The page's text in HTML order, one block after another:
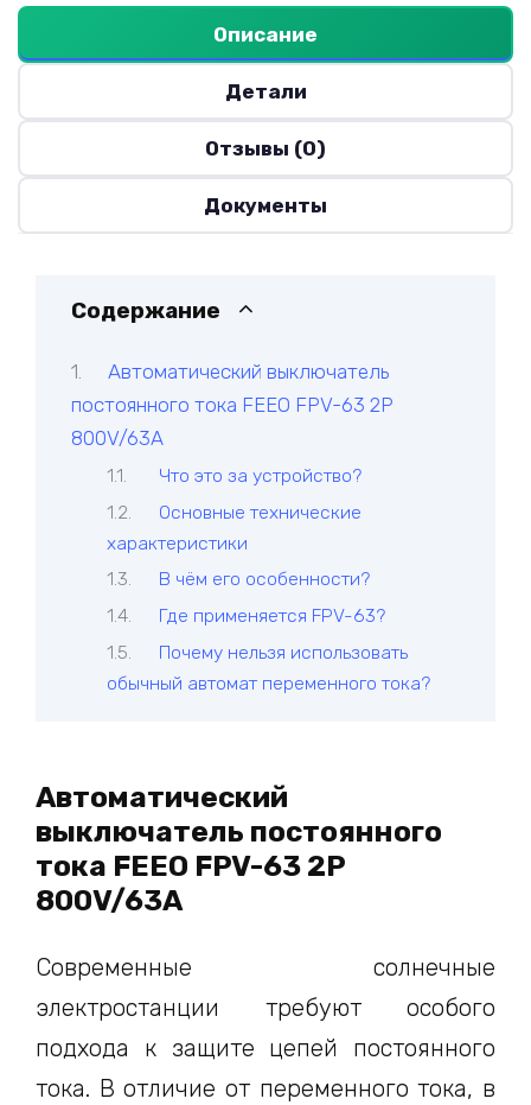
Описание
Детали
Отзывы (0)
Документы
Содержание
Автоматический выключатель
постоянного тока FEEO FPV-63 2P
800V/63A
Что это за устройство?
Основные технические
характеристики
В чём его особенности?
Где применяется FPV-63?
Почему нельзя использовать
обычный автомат переменного тока?
Автоматический
выключатель постоянного
тока FEEO FPV-63 2P
800V/63A
Современные солнечные
электростанции требуют особого
подхода к защите цепей постоянного
тока. В отличие от переменного тока, в